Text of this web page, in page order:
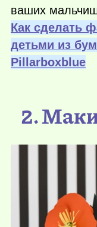
ваших
Как сделать
детьми из
Рillarboxblue
2.